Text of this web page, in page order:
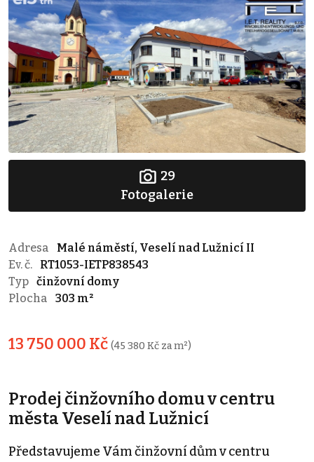
29
Fotogalerie
Adresa
Malé náměstí, Veselí nad Lužnicí II
Ev. č.
RT1053-IETP838543
Typ činžovní domy
Plocha
303 m²
13 750 000 Kč (45 380 Kč za m²)
Prodej činžovního domu v centru
města Veselí nad Lužnicí
Představujeme Vám činžovní dům v centru